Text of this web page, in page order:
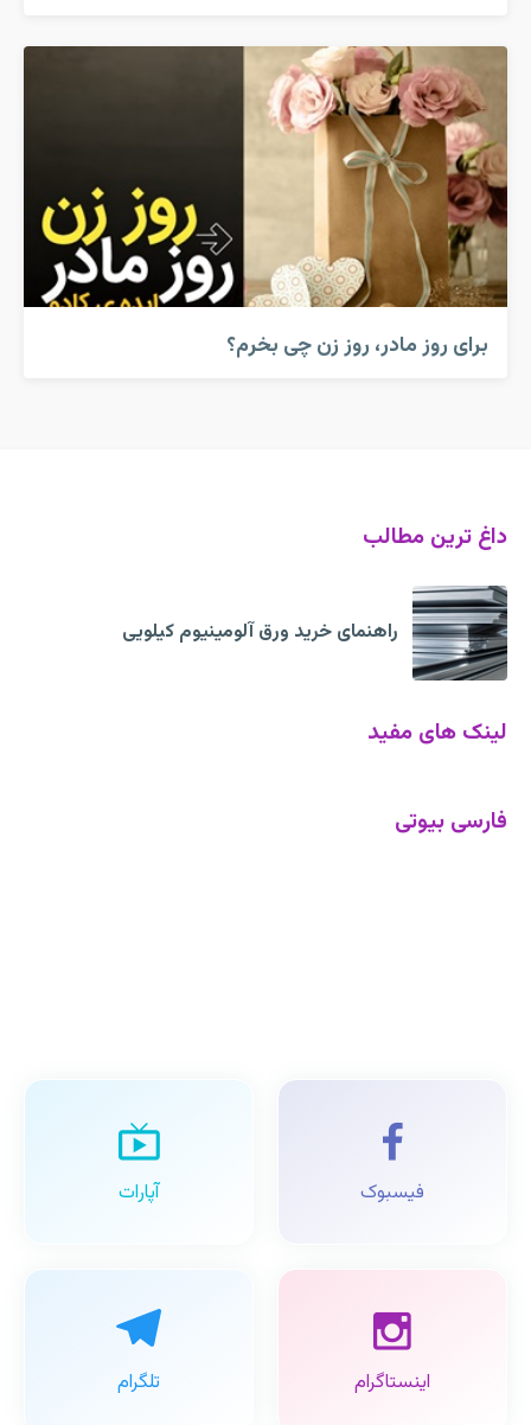
برای روز مادر، روز زن چی بخرم؟
داغ ترین مطالب
راهنمای خرید ورق آلومینیوم کیلویی
لینک های مفید
فارسی بیوتی
فیسبوک آپارات
اینستاگرام تلگرام